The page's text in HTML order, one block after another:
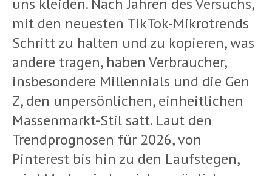
mit den neuesten TikTok-Mikrotrends
Schritt zu halten und zu kopieren, was
andere tragen, haben Verbraucher,
insbesondere Millennials und die Gen
Z, den unpersönlichen, einheitlichen
Massenmarkt-Stil satt. Laut den
Trendprognosen für 2026, von
Pinterest bis hin zu den Laufstegen,